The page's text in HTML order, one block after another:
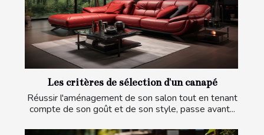
Les critères de sélection d'un canapé
Réussir l'aménagement de son salon tout en tenant
compte de son goût et de son style, passe avant...